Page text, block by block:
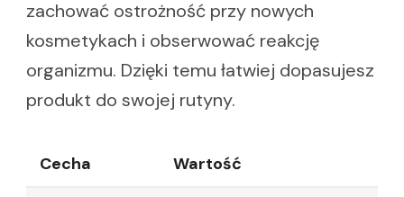
zachować ostrożność przy nowych
kosmetykach i obserwować reakcję
organizmu. Dzięki temu łatwiej dopasujesz
produkt do swojej rutyny.
Cecha Wartość